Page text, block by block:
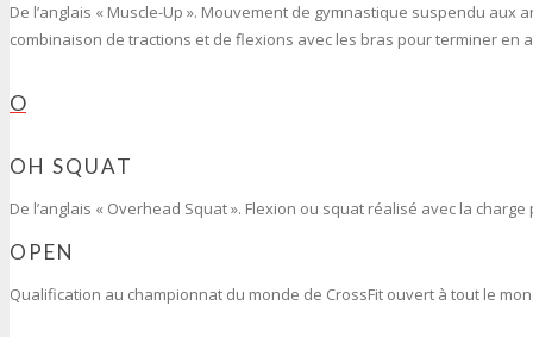
De l’anglais « Muscle-Up ». Mouvement de gymnastique suspendu
combinaison de tractions et de flexions avec les bras pour terminer
O
OH SQUAT
De l’anglais « Overhead Squat ». Flexion ou squat réalisé avec la
OPEN
Qualification au championnat du monde de CrossFit ouvert à tout le